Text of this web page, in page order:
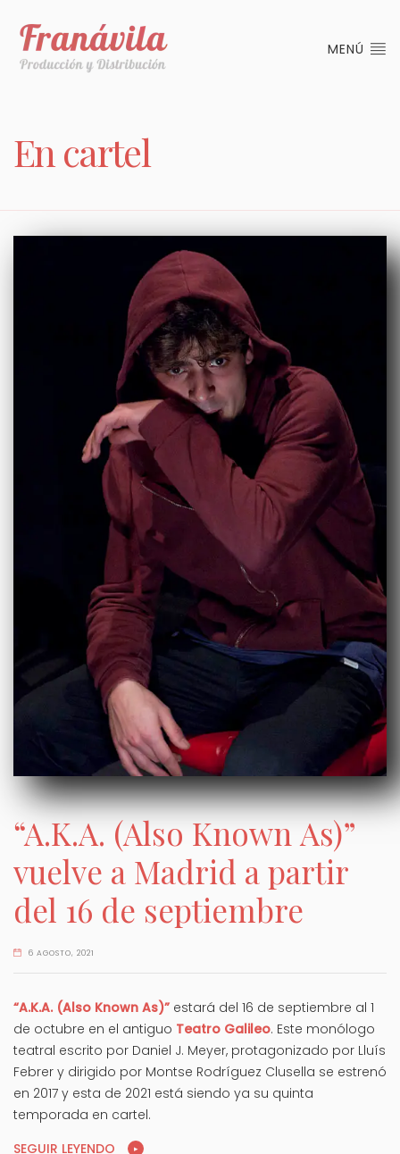
MENÚ
En cartel
“A.K.A. (Also Known As)”
vuelve a Madrid a partir
del 16 de septiembre
6 AGOSTO, 2021
“A.K.A. (Also Known As)” estará del 16 de septiembre al 1
de octubre en el antiguo Teatro Galileo. Este monólogo
teatral escrito por Daniel J. Meyer, protagonizado por Lluís
Febrer y dirigido por Montse Rodríguez Clusella se estrenó
en 2017 y esta de 2021 está siendo ya su quinta
temporada en cartel.
SEGUIR LEYENDO